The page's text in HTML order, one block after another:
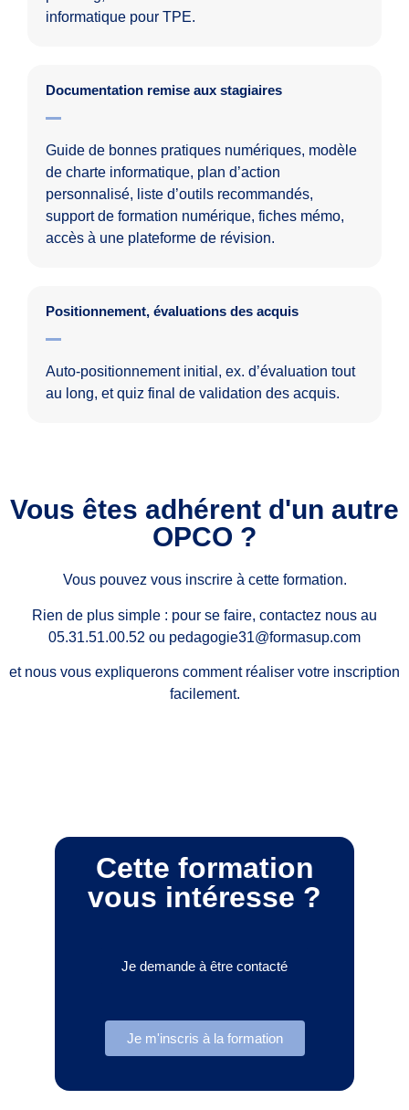
informatique pour TPE.
Documentation remise aux stagiaires
Guide de bonnes pratiques numériques, modèle
de charte informatique, plan d’action
personnalisé, liste d’outils recommandés,
support de formation numérique, fiches mémo,
accès à une plateforme de révision.
Positionnement, évaluations des acquis
Auto-positionnement initial, ex. d’évaluation tout
au long, et quiz final de validation des acquis.
Vous êtes adhérent d'un autre
OPCO ?
Vous pouvez vous inscrire à cette formation.
Rien de plus simple : pour se faire, contactez nous au
05.31.51.00.52 ou pedagogie31@formasup.com
et nous vous expliquerons comment réaliser votre inscription
facilement.
Cette formation
vous intéresse ?
Je demande à être contacté
Je m'inscris à la formation